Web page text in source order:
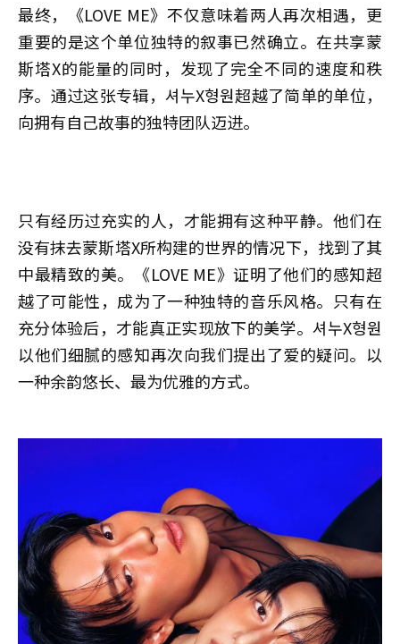
最终，《LOVE ME》不仅意味着两人再次相遇，更
重要的是这个单位独特的叙事已然确立。在共享蒙
斯塔X的能量的同时，发现了完全不同的速度和秩
序。通过这张专辑，셔누X형원超越了简单的单位，
向拥有自己故事的独特团队迈进。
只有经历过充实的人，才能拥有这种平静。他们在
没有抹去蒙斯塔X所构建的世界的情况下，找到了其
中最精致的美。《LOVE ME》证明了他们的感知超
越了可能性，成为了一种独特的音乐风格。只有在
充分体验后，才能真正实现放下的美学。셔누X형원
以他们细腻的感知再次向我们提出了爱的疑问。以
一种余韵悠长、最为优雅的方式。